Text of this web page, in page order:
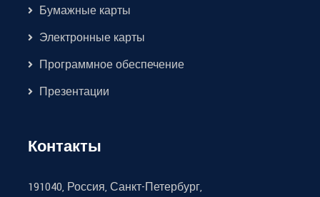
Бумажные карты
Электронные карты
Программное обеспечение
Презентации
Контакты
191040, Россия, Санкт-Петербург,